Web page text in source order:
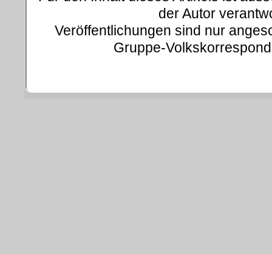
der Autor
Veröffentlichungen sind nur
Gruppe-